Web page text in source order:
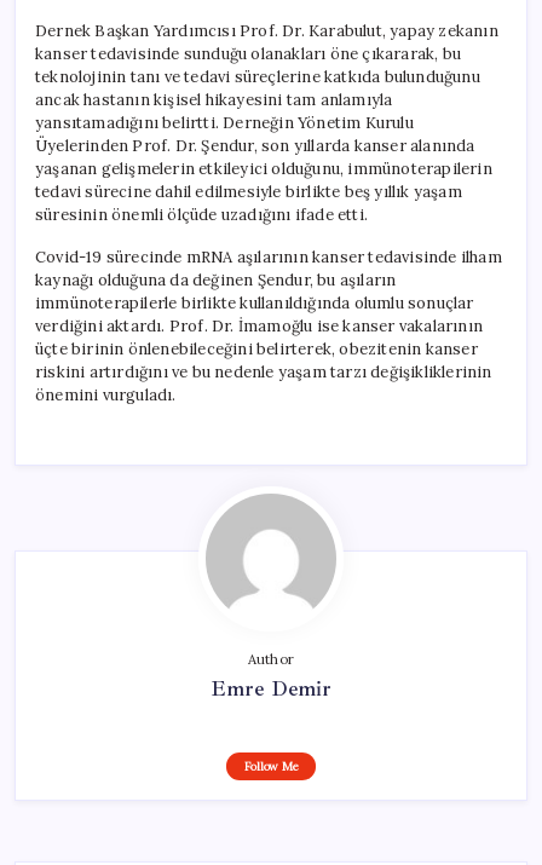
Dernek Başkan Yardımcısı Prof. Dr. Karabulut, yapay zekanın
kanser tedavisinde sunduğu olanakları öne çıkararak, bu
teknolojinin tanı ve tedavi süreçlerine katkıda bulunduğunu
ancak hastanın kişisel hikayesini tam anlamıyla
yansıtamadığını belirtti. Derneğin Yönetim Kurulu
Üyelerinden Prof. Dr. Şendur, son yıllarda kanser alanında
yaşanan gelişmelerin etkileyici olduğunu, immünoterapilerin
tedavi sürecine dahil edilmesiyle birlikte beş yıllık yaşam
süresinin önemli ölçüde uzadığını ifade etti.
Covid-19 sürecinde mRNA aşılarının kanser tedavisinde ilham
kaynağı olduğuna da değinen Şendur, bu aşıların
immünoterapilerle birlikte kullanıldığında olumlu sonuçlar
verdiğini aktardı. Prof. Dr. İmamoğlu ise kanser vakalarının
üçte birinin önlenebileceğini belirterek, obezitenin kanser
riskini artırdığını ve bu nedenle yaşam tarzı değişikliklerinin
önemini vurguladı.
Author
Emre Demir
Follow Me